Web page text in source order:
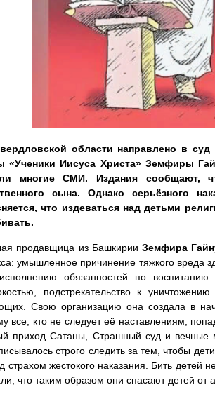
области направлено в суд
«Ученики Иисуса Христа» Земфиры
многие СМИ. Издания сообщают,
сына. Однако серьёзного
что издеваться над детьми
продавщица из Башкирии Земфира
умышленное причинение тяжкого вреда
обязанностей по воспитанию
подстрекательство к
Свою организацию она создала в
все, кто не следует её наставлениям,
приход Сатаны, Страшный суд и вечные
строго следить за тем, чтобы
страхом жестокого наказания. Бить детей
что таким образом они спасают детей от